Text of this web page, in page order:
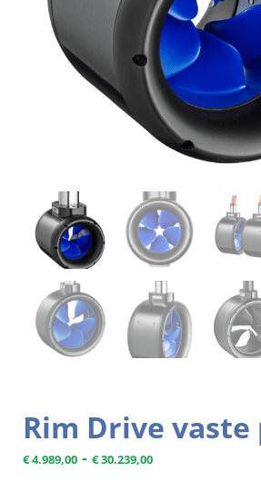
Rim Drive vaste
€4.989,00 - €30.239,00